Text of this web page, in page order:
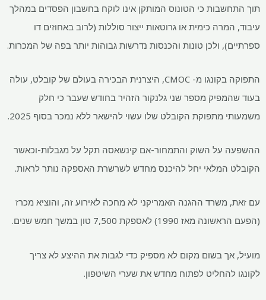
תוך התחשבות כי הטונוס המותקן אינו לוקח בחשבון הפסדים במהלך
עיבוד, המרה כימית או גרוטאות ייצור סוללות (לרוב באחוזים דו
ספרתיים), ולכן טונות והכנסות נדרשות גבוהות יותר בפה של המכרות.
התפוקה בקונגו מ- CMOC, היצרנית הבכירה בעולם של קובלט, עולה
בעוד שהמפיק מספר שני גלנקור הזהיר בחודש שעבר כי חלק
משמעותי מתפוקת הקובלט שלו עשוי להישאר ללא נמכר בסוף 2025.
ההשפעה על השוק והתמחור-אם קינשאסה תקל על מגבלות-וכאשר
הקובלט המלאי יחל להיכנס מחדש לשרשרת האספקה ​​נותר לראות.
עם זאת, משרד ההגנה האמריקני לא מחכה לאירוע זה, והוציא מכרז
(הפעם הראשונה מאז 1990) לאספקת 7,500 טון במשך חמש שנים.
מועיל, אך בשום מקום לא מספיק כדי לגבות את ההיצע לא צריך
לקונגו להחליט לפתוח מחדש את שערי השיטפון.